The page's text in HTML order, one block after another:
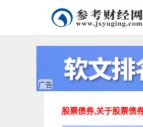
广告
股票债券,关于股票债